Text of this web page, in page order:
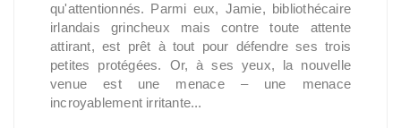
qu'attentionnés. Parmi eux, Jamie, bibliothécaire
irlandais grincheux mais contre toute attente
attirant, est prêt à tout pour défendre ses trois
petites protégées. Or, à ses yeux, la nouvelle
venue est une menace – une menace
incroyablement irritante...